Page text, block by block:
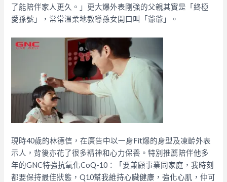
了能陪伴家人更久。」更大爆外表剛強的父親其實是「終極
愛孫號」，常常溫柔地教導孫女開口叫「爺爺」。
現時40歲的林德信，在廣告中以一身Fit爆的身型及凍齡外表
示人，背後亦花了很多精神和心力保養。特別推薦陪伴他多
年的GNC特強抗氧化CoQ-10：「要兼顧事業同家庭，我時刻
都要保持最佳狀態，Q10幫我維持心臟健康，強化心肌，仲可